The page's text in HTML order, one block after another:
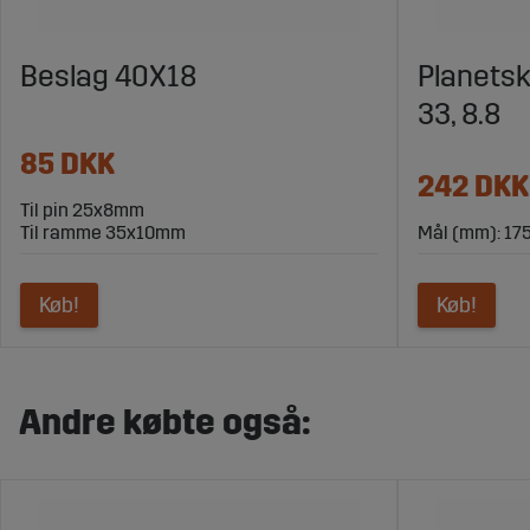
Beslag 40X18
85 DKK
Til pin 25x8mm
Til ramme 35x10mm
Køb!
33, 8.8
242 DKK
Mål (mm):
Køb!
Andre købte også: